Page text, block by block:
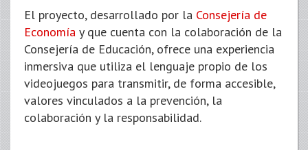
El proyecto, desarrollado por la Consejería de
Economía y que cuenta con la colaboración de la
Consejería de Educación, ofrece una experiencia
inmersiva que utiliza el lenguaje propio de los
videojuegos para transmitir, de forma accesible,
valores vinculados a la prevención, la
colaboración y la responsabilidad.